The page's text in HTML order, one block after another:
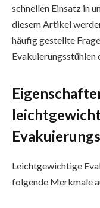
schnellen Einsatz in
diesem Artikel
häufig gestellte
Evakuierungsstühlen
Leichtgewichtige
folgende Merkmale